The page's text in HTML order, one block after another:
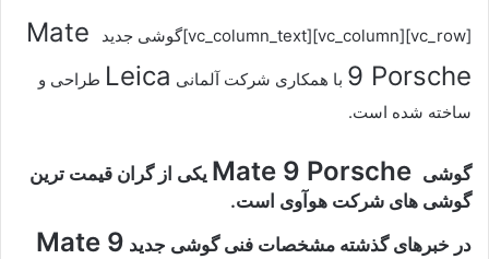
[vc_row][vc_column][vc_column_text]گوشی جدید
Mate
9 Porsche با همکاری شرکت آلمانی Leica طراحی و
ساخته شده است.
گوشی
یکی از گران قیمت ترین
گوشی های شرکت هوآوی است.
در خبرهای گذشته مشخصات فنی گوشی جدید Mate 9